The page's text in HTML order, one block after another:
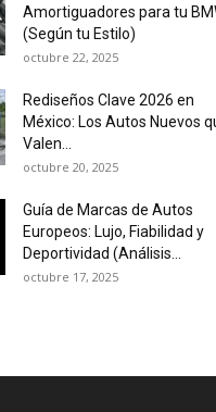
Amortiguadores para tu
(Según tu Estilo)
octubre 22, 2025
Rediseños Clave 2026 en
México: Los Autos Nuevos
Valen...
octubre 20, 2025
Guía de Marcas de Autos
Europeos: Lujo, Fiabilidad y
Deportividad (Análisis...
octubre 17, 2025